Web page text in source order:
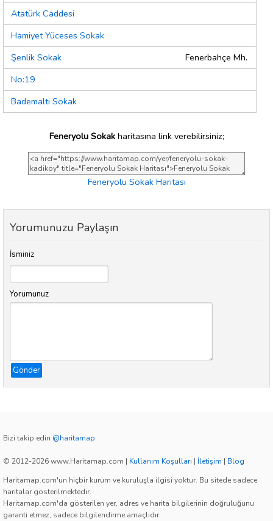
Atatürk Caddesi
Hamiyet Yüceses Sokak
Şenlik Sokak
Fenerbahçe Mh.
No:19
Bademaltı Sokak
Feneryolu Sokakharitasına link verebilirsiniz;
Feneryolu Sokak Haritası
Yorumunuzu Paylaşın
İsminiz
Yorumunuz
Gönder
Bizi takip edin @haritamap
© 2012-2026 www.Haritamap.com | Kullanım Koşulları | İletişim | Blog
Haritamap.com'un hiçbir kurum ve kuruluşla ilgisi yoktur. Bu sitede sadece
haritalar gösterilmektedir.
Haritamap.com'da gösterilen yer, adres ve harita bilgilerinin doğruluğunu
garanti etmez, sadece bilgilendirme amaçlıdır.